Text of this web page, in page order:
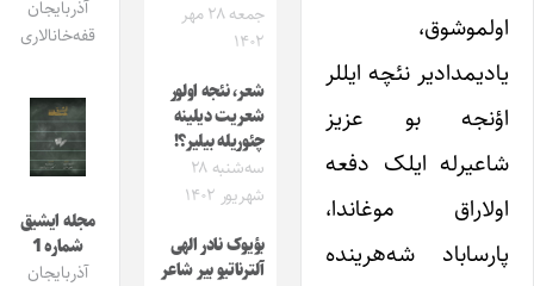
اولموشوق،
یادیمدادیر نئچه ایللر
اؤنجه بو عزیز
شاعیرله ایلک دفعه‌
اولاراق موغاندا،
پارساباد شه‌هرینده
جمعه ۲۸ مهر
۱۴۰۲
شعر، نئجه اولور
شعریت دیلینه
چئوریله‌ بیلیر؟!
سه‌شنبه ۲۸
شهریور ۱۴۰۲
بؤیوک نادر الهی
آلترناتیو بیر شاعر
آذربایجان
قفه‌خانالاری
مجله ایشیق
شماره 1
آذربایجان